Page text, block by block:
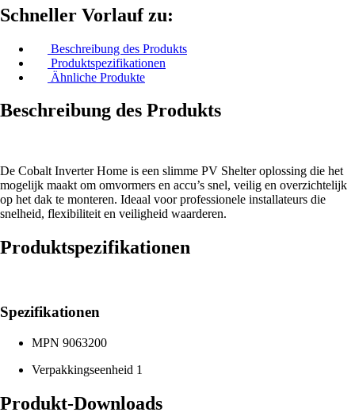
Schneller Vorlauf zu:
Beschreibung des Produkts
Produktspezifikationen
Ähnliche Produkte
Beschreibung des Produkts
De Cobalt Inverter Home is een slimme PV Shelter oplossing die het
mogelijk maakt om omvormers en accu’s snel, veilig en overzichtelijk
op het dak te monteren. Ideaal voor professionele installateurs die
snelheid, flexibiliteit en veiligheid waarderen.
Produktspezifikationen
Spezifikationen
MPN 9063200
Verpakkingseenheid 1
Produkt-Downloads